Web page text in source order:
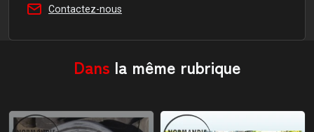
Contactez-nous
Dans la même rubrique